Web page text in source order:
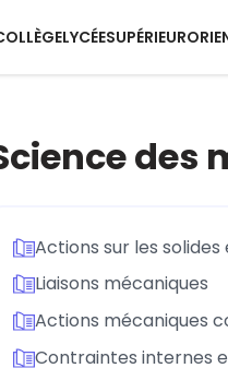
LYCÉESUPÉRIEUR
des
Actions sur les
Liaisons mécaniques
Actions mécaniques
Contraintes internes